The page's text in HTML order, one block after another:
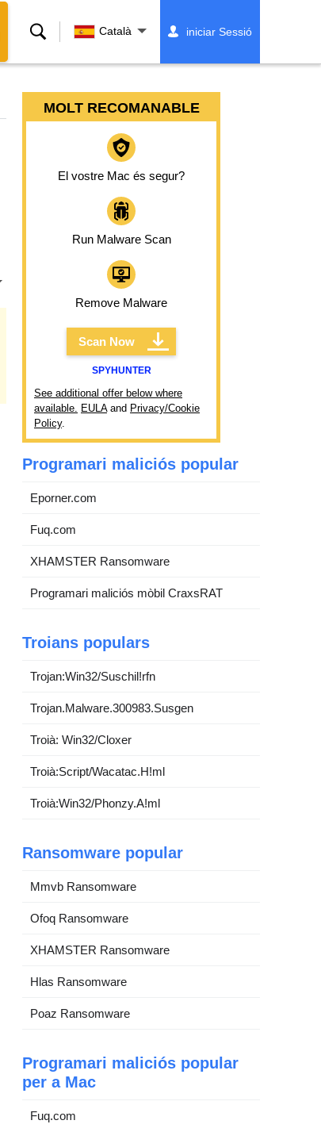
Cerca Català iniciar Sessió
MOLT RECOMANABLE
El vostre Mac és segur?
Run Malware Scan
Remove Malware
Scan Now
SPYHUNTER
See additional offer below where
available. EULAand Privacy/Cookie
Policy.
Programari maliciós popular
Eporner.com
Fuq.com
XHAMSTER Ransomware
Programari maliciós mòbil CraxsRAT
Troians populars
Trojan:Win32/Suschil!rfn
Trojan.Malware.300983.Susgen
Troià: Win32/Cloxer
Troià:Script/Wacatac.H!ml
Troià:Win32/Phonzy.A!ml
Ransomware popular
Mmvb Ransomware
Ofoq Ransomware
XHAMSTER Ransomware
Hlas Ransomware
Poaz Ransomware
Programari maliciós popular
per a Mac
Fuq.com